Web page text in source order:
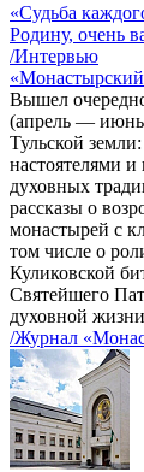
«Судьба
Родину, очень
/Интервью
Вышел
(апрель — июнь
Тульской
настоятелями
духовных
рассказы о
монастырей с
том числе о
Куликовской
Святейшего
духовной
/Журнал